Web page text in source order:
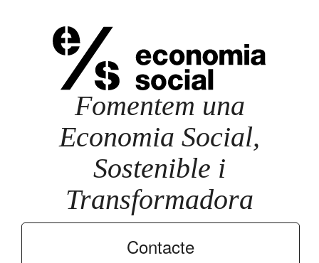
Fomentem una
Economia Social,
Sostenible i
Transformadora
Contacte